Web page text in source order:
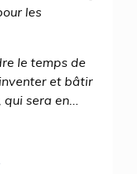
les
le temps de
et bâtir
sera en...